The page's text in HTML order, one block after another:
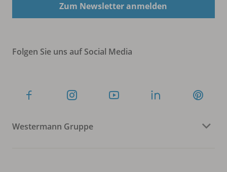
Zum Newsletter anmelden
Folgen Sie uns auf Social Media
Westermann Gruppe